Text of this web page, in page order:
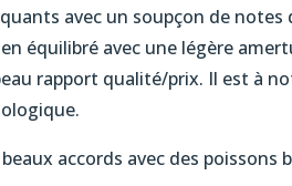
avec un soupçon de notes
équilibré avec une légère
rapport qualité/prix. Il est à
accords avec des poissons